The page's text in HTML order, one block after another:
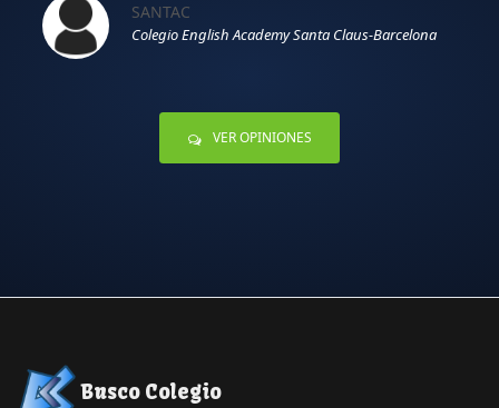
SANTAC
Colegio English Academy Santa Claus-Barcelona
VER OPINIONES
Busco Colegio